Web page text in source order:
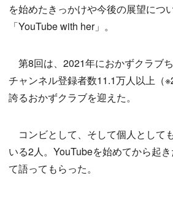
を始めたきっかけや今後の展望につ
「YouTube with her」。
第8回は、2021年におかずクラブち
チャンネル登録者数11.1万人以上（
誇るおかずクラブを迎えた。
コンビとして、そして個人として
いる2人。YouTubeを始めてから起
て語ってもらった。